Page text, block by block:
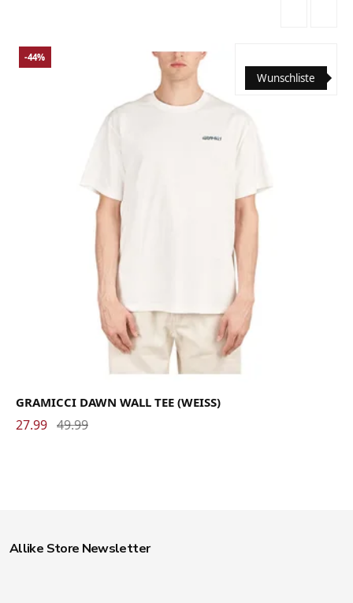
Wunschliste
-44%
GRAMICCI DAWN WALL TEE (WEISS)
27.99 49.99
Allike Store Newsletter